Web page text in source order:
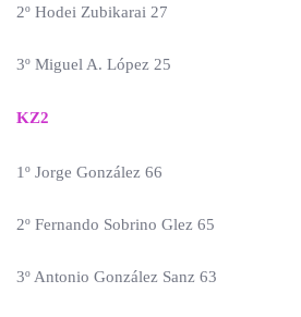
2º Hodei Zubikarai 27
3º Miguel A. López 25
KZ2
1º Jorge González 66
2º Fernando Sobrino Glez 65
3º Antonio González Sanz 63